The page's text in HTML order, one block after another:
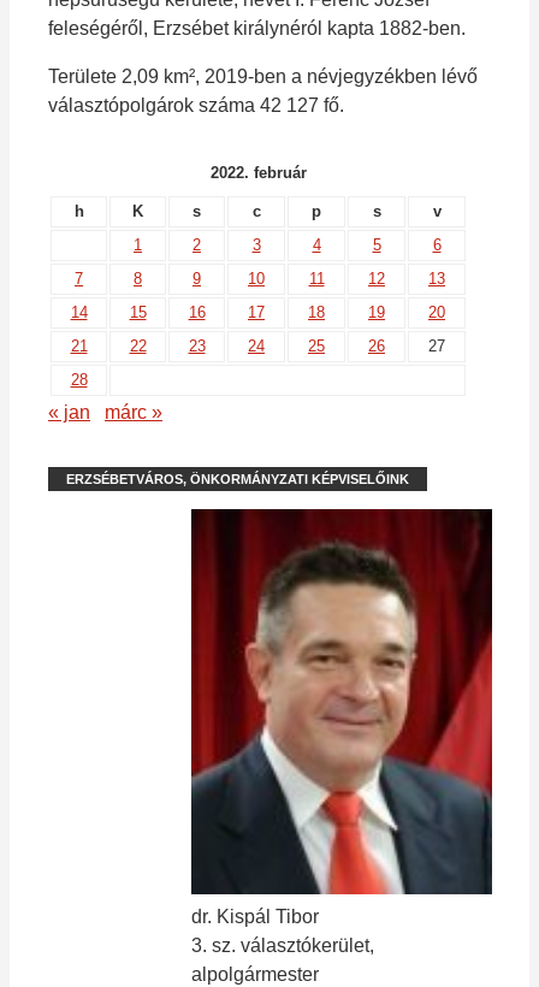
feleségéről, Erzsébet királynéról kapta 1882-ben.
Területe 2,09 km², 2019-ben a névjegyzékben lévő
választópolgárok száma 42 127 fő.
2022. február
h K s c p s
v
1
2 3 4 5
6
7
8 9 10 11 12
13
14
15 16 17 18 19
20
21
22 23 24 25 26
27
28
« jan márc »
ERZSÉBETVÁROS, ÖNKORMÁNYZATI KÉPVISELŐINK
dr. Kispál Tibor
3. sz. választókerület,
alpolgármester